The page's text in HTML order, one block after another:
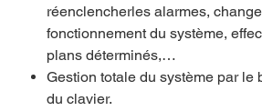
réenclencherles alarmes,
fonctionnement du système,
plans déterminés,…
Gestion totale du système par le
du clavier.